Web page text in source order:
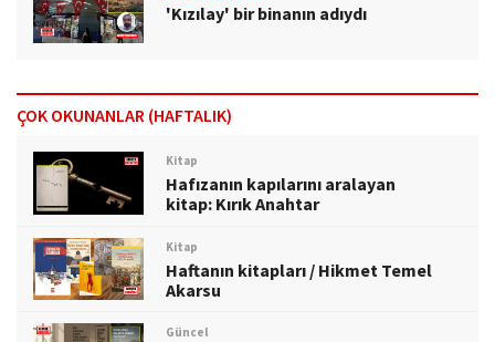
'Kızılay' bir binanın adıydı
ÇOK OKUNANLAR (HAFTALIK)
Kitap
Hafızanın kapılarını aralayan
kitap: Kırık Anahtar
Kitap
Haftanın kitapları / Hikmet Temel
Akarsu
Güncel